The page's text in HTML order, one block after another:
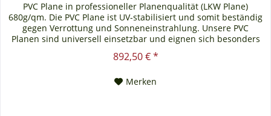
PVC Plane in professioneller Planenqualität (LKW Plane)
680g/qm. Die PVC Plane ist UV-stabilisiert und somit beständig
gegen Verrottung und Sonneneinstrahlung. Unsere PVC
Planen sind universell einsetzbar und eignen sich besonders
als Carportplane, Balkonabtrennung, Abdeckplane für
Brennholz, Sandkastenabdeckung oder für Ihren Anhänger.
892,50 € *
Merken